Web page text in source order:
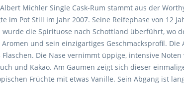
Michler Single Cask-Rum stammt aus der
im Pot Still im Jahr 2007. Seine Reifephase von 12
wurde die Spirituose nach Schottland überführt, wo
und sein einzigartiges Geschmacksprofil.
Die Nase vernimmt üppige, intensive
und Kakao. Am Gaumen zeigt sich dieser
Früchte mit etwas Vanille. Sein Abgang ist